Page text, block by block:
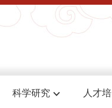
科学研究 人才